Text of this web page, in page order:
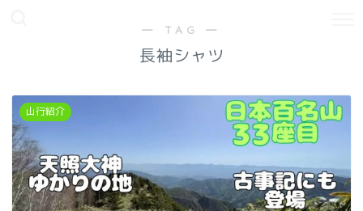
― TAG ―
長袖シャツ
山行紹介